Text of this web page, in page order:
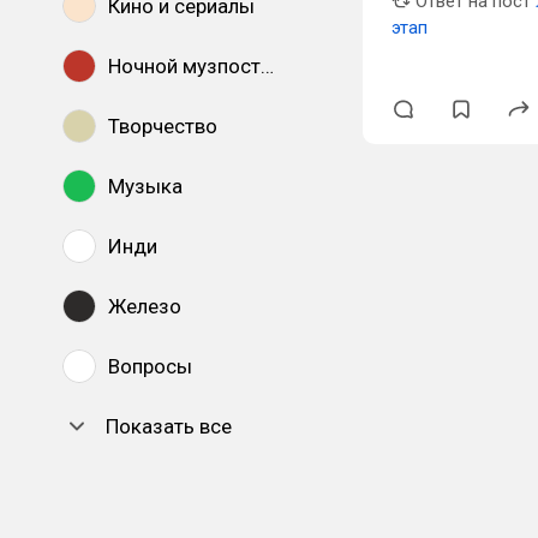
Кино и сериалы
Ночной музпостинг
Творчество
Музыка
Инди
Железо
Вопросы
Показать все
этап